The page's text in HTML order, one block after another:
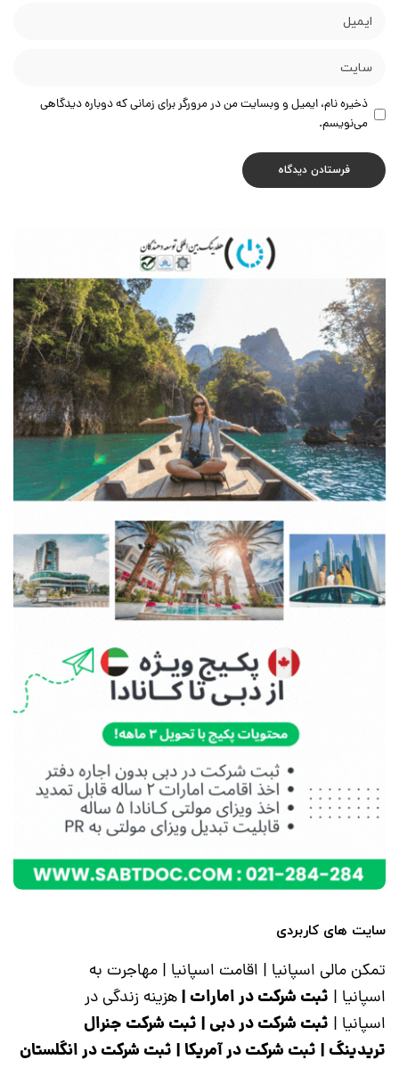
ذخیره نام، ایمیل و وبسایت من در مرورگر برای زمانی که دوباره دیدگاهی
می‌نویسم.
سایت های کاربردی
تمکن مالی اسپانیا | اقامت اسپانیا | مهاجرت به
اسپانیا | ثبت شرکت در امارات |هزینه زندگی در
اسپانیا | ثبت شرکت در دبی | ثبت شرکت جنرال
تریدینگ | ثبت شرکت در آمریکا | ثبت شرکت در انگلستان